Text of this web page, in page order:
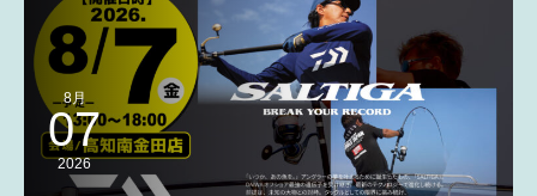
8月
07
2026